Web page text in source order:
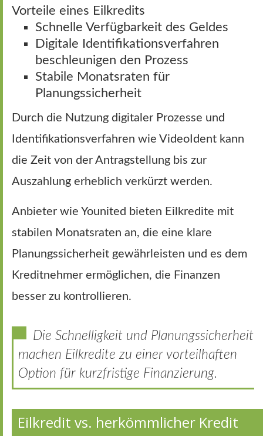
Vorteile eines Eilkredits
Schnelle Verfügbarkeit des Geldes
Digitale Identifikationsverfahren
beschleunigen den Prozess
Stabile Monatsraten für
Planungssicherheit
Durch die Nutzung digitaler Prozesse und
Identifikationsverfahren wie VideoIdent kann
die Zeit von der Antragstellung bis zur
Auszahlung erheblich verkürzt werden.
Anbieter wie Younited bieten Eilkredite mit
stabilen Monatsraten an, die eine klare
Planungssicherheit gewährleisten und es dem
Kreditnehmer ermöglichen, die Finanzen
besser zu kontrollieren.
Die Schnelligkeit und Planungssicherheit
machen Eilkredite zu einer vorteilhaften
Option für kurzfristige Finanzierung.
Eilkredit vs. herkömmlicher Kredit